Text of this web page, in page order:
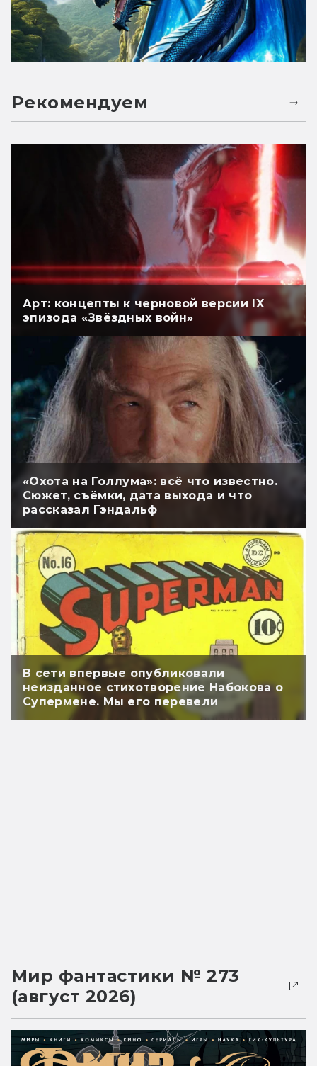
Рекомендуем
Арт: концепты к черновой версии IX
эпизода «Звёздных войн»
«Охота на Голлума»: всё что известно.
Сюжет, съёмки, дата выхода и что
рассказал Гэндальф
В сети впервые опубликовали
неизданное стихотворение Набокова о
Супермене. Мы его перевели
Мир фантастики № 273
(август 2026)